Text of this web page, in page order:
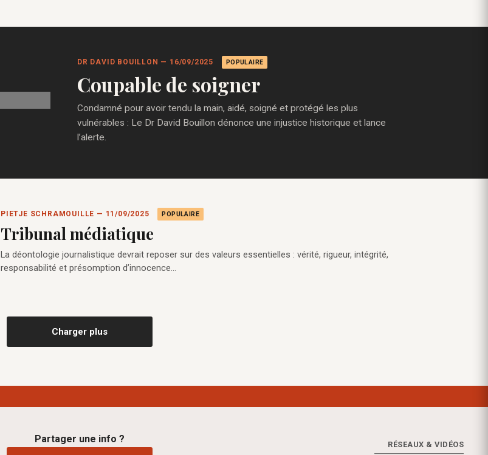
DR DAVID BOUILLON — 16/09/2025 POPULAIRE
Coupable de soigner
Condamné pour avoir tendu la main, aidé, soigné et protégé les plus
vulnérables : Le Dr David Bouillon dénonce une injustice historique et lance
l’alerte.
PIETJE SCHRAMOUILLE — 11/09/2025 POPULAIRE
Tribunal médiatique
La déontologie journalistique devrait reposer sur des valeurs essentielles : vérité, rigueur, intégrité,
responsabilité et présomption d’innocence…
Charger plus
Partager une info ? RÉSEAUX & VIDÉOS